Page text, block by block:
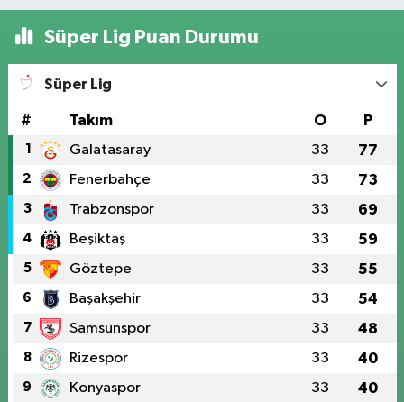
Süper Lig Puan Durumu
Süper Lig
# Takım O P
1 Galatasaray 33 77
2 Fenerbahçe 33 73
3 Trabzonspor 33 69
4 Beşiktaş 33 59
5 Göztepe 33 55
6 Başakşehir 33 54
7 Samsunspor 33 48
8 Rizespor 33 40
9 Konyaspor 33 40